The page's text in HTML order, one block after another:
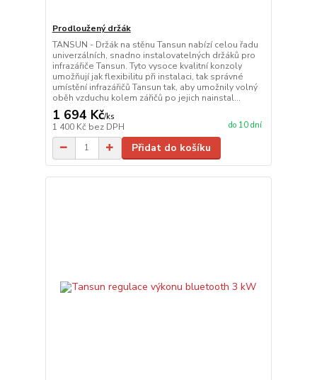
Prodloužený držák
TANSUN - Držák na stěnu Tansun nabízí celou řadu
univerzálních, snadno instalovatelných držáků pro
infrazářiče Tansun. Tyto vysoce kvalitní konzoly
umožňují jak flexibilitu při instalaci, tak správné
umístění infrazářičů Tansun tak, aby umožnily volný
oběh vzduchu kolem zářičů po jejich nainstal...
1 694 Kč/ks
1 400 Kč bez DPH do 10 dní
Přidat do košíku